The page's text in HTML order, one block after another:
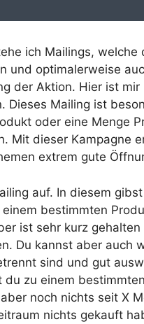
ich Mailings, welche
und optimalerweise
der Aktion. Hier ist
Dieses Mailing ist
oder eine Menge
Mit dieser Kampagne
extrem gute
auf. In diesem
bestimmten
ist sehr kurz
Du kannst aber auch
sind und gut
zu einem
noch nichts seit X
nichts gekauft